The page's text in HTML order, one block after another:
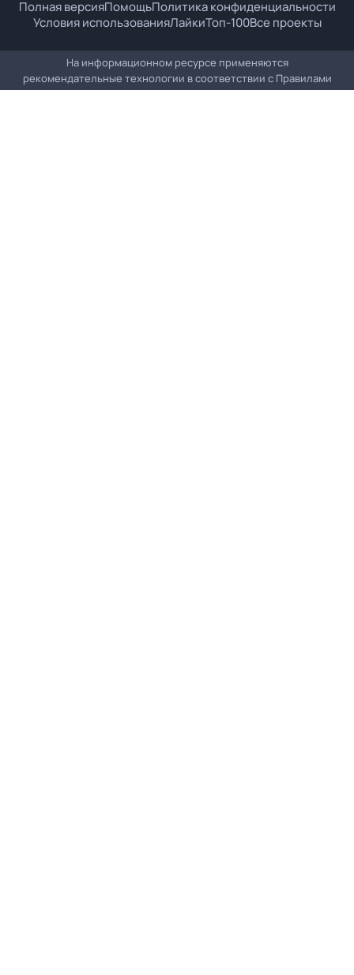
Полная версияПомощьПолитика конфиденциальности
Условия использованияЛайкиТоп-100Все проекты
На информационном ресурсе применяются
рекомендательные технологии в соответствии с Правилами